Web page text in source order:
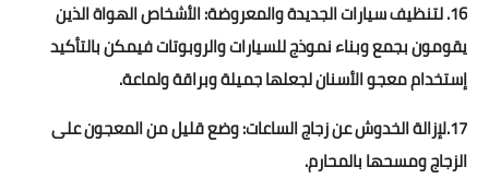
16. لتنظيف سيارات الجديدة والمعروضة: الأشخاص الهواة الذين
يقومون بجمع وبناء نموذج للسيارات والروبوتات فيمكن بالتأكيد
إستخدام معجو الأسنان لجعلها جميلة وبراقة ولماعة.
17.لإزالة الخدوش عن زجاج الساعات: وضع قليل من المعجون على
الزجاج ومسحها بالمحارم.